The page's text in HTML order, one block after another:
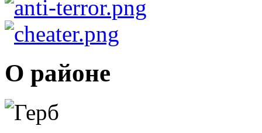
О районе